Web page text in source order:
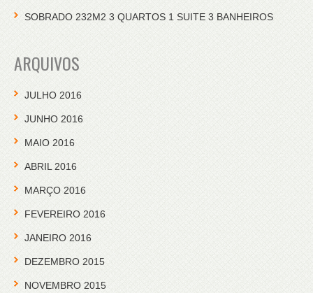
SOBRADO 232M2 3 QUARTOS 1 SUITE 3 BANHEIROS
ARQUIVOS
JULHO 2016
JUNHO 2016
MAIO 2016
ABRIL 2016
MARÇO 2016
FEVEREIRO 2016
JANEIRO 2016
DEZEMBRO 2015
NOVEMBRO 2015